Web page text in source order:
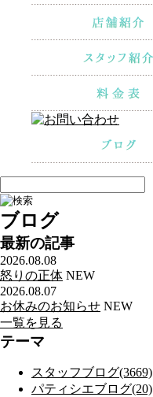
ブログ
最新の記事
2026.08.08
怒りの正体 NEW
2026.08.07
お休みのお知らせ NEW
一覧を見る
テーマ
スタッフブログ(3669)
パティシエブログ(20)